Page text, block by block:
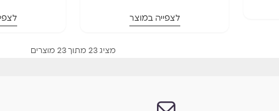
לצפייה במוצר
מציג 23 מתוך 23 מוצרים